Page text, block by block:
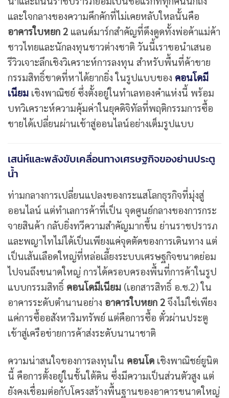
และใจกลางของความคึกคักที่ไม่เคยหลับใหลนั้นคือ
อาคารใบหยก 2 แลนด์มาร์กสำคัญที่ดึงดูดทั้งพ่อค้าแม่ค้า
ชาวไทยและนักลงทุนชาวต่างชาติ วันนี้เราขอนำเสนอ
รีวิวเจาะลึกเชิงวิเคราะห์การลงทุน สำหรับพื้นที่ค้าขาย
กรรมสิทธิ์ขาดที่หาได้ยากยิ่ง ในรูปแบบของ คอนโดมี
เนียม เชิงพาณิชย์ ซึ่งตั้งอยู่ในทำเลทองคำแห่งนี้ พร้อม
บทวิเคราะห์ความคุ้มค่าในยุคดิจิทัลที่พฤติกรรมการซื้อ
ขายได้เปลี่ยนผ่านเข้าสู่ออนไลน์อย่างเต็มรูปแบบ
เสน่ห์และพลังขับเคลื่อนทางเศรษฐกิจของย่านประตู
น้ำ
ท่ามกลางการเปลี่ยนแปลงของกระแสโลกธุรกิจที่มุ่งสู่
ออนไลน์ แต่ทำเลการค้าที่เป็น จุดศูนย์กลางของการกระ
จายสินค้า กลับยิ่งทวีความสำคัญมากขึ้น ย่านราชปรารภ
และพญาไทไม่ได้เป็นเพียงแค่จุดตัดของการเดินทาง แต่
เป็นเส้นเลือดใหญ่ที่หล่อเลี้ยงระบบเศรษฐกิจขนาดย่อม
ไปจนถึงขนาดใหญ่ การได้ครอบครองพื้นที่การค้าในรูป
แบบกรรมสิทธิ์ คอนโดมีเนียม (เอกสารสิทธิ์ อ.ช.2) ใน
อาคารระดับตำนานอย่าง อาคารใบหยก 2 จึงไม่ใช่เพียง
แค่การซื้ออสังหาริมทรัพย์ แต่คือการซื้อ ตั๋วผ่านประตู
เข้าสู่เครือข่ายการค้าส่งระดับนานาชาติ
ความน่าสนใจของการลงทุนใน คอนโด เชิงพาณิชย์ยูนิต
นี้ คือการตั้งอยู่ในชั้นใต้ดิน ซึ่งมีความเป็นส่วนตัวสูง แต่
ยังคงเชื่อมต่อกับโครงสร้างพื้นฐานของอาคารขนาดใหญ่